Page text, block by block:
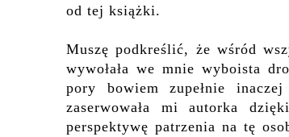
od tej książki.
Muszę podkreślić, że wśród
wywołała we mnie wyboista
pory bowiem zupełnie
zaserwowała mi autorka
perspektywę patrzenia na tę